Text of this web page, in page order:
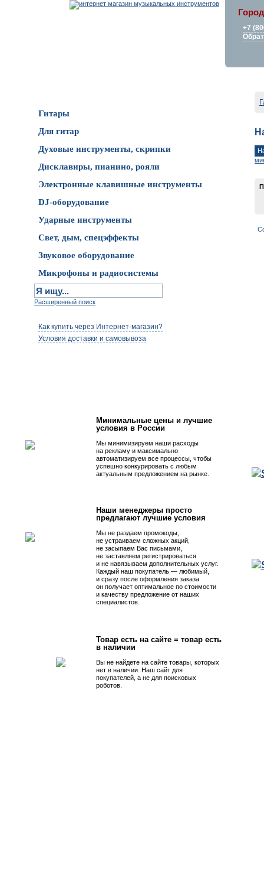
+7
Гитары
Для гитар
Духовые инструменты, скрипки
Дисклавиры, пианино, рояли
Электронные клавишные инструменты
DJ-оборудование
Ударные инструменты
Свет, дым, спецэффекты
Звуковое оборудование
Микрофоны и радиосистемы
Расширенный поиск
Как купить через Интернет-магазин?
Условия доставки и самовывоза
Минимальные цены и лучшие
условия в России
Мы минимизируем наши расходы
на рекламу и максимально
автоматизируем все процессы, чтобы
успешно конкурировать с любым
актуальным предложением на рынке.
Наши менеджеры просто
предлагают лучшие условия
Мы не раздаем промокоды,
не устраиваем сложных акций,
не засыпаем Вас письмами,
не заставляем регистрироваться
и не навязываем дополнительных услуг.
Каждый наш покупатель — любимый,
и сразу после оформления заказа
он получает оптимальное по стоимости
и качеству предложение от наших
специалистов.
Товар есть на сайте = товар есть
в наличии
Вы не найдете на сайте товары, которых
нет в наличии. Наш сайт для
покупателей, а не для поисковых
роботов.